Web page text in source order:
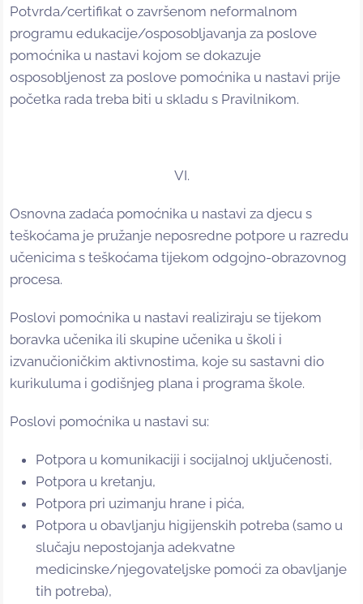
Potvrda/certifikat o završenom neformalnom
programu edukacije/osposobljavanja za poslove
pomoćnika u nastavi kojom se dokazuje
osposobljenost za poslove pomoćnika u nastavi prije
početka rada treba biti u skladu s Pravilnikom.
VI.
Osnovna zadaća pomoćnika u nastavi za djecu s
teškoćama je pružanje neposredne potpore u razredu
učenicima s teškoćama tijekom odgojno-obrazovnog
procesa.
Poslovi pomoćnika u nastavi realiziraju se tijekom
boravka učenika ili skupine učenika u školi i
izvanučioničkim aktivnostima, koje su sastavni dio
kurikuluma i godišnjeg plana i programa škole.
Poslovi pomoćnika u nastavi su:
Potpora u komunikaciji i socijalnoj uključenosti,
Potpora u kretanju,
Potpora pri uzimanju hrane i pića,
Potpora u obavljanju higijenskih potreba (samo u
slučaju nepostojanja adekvatne
medicinske/njegovateljske pomoći za obavljanje
tih potreba),